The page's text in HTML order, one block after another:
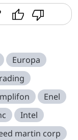
Europa
Enel
Intel
martin corp